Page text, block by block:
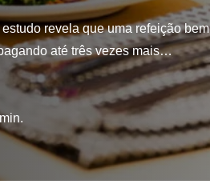
revela que uma refeição bem
até três vezes mais…
min.